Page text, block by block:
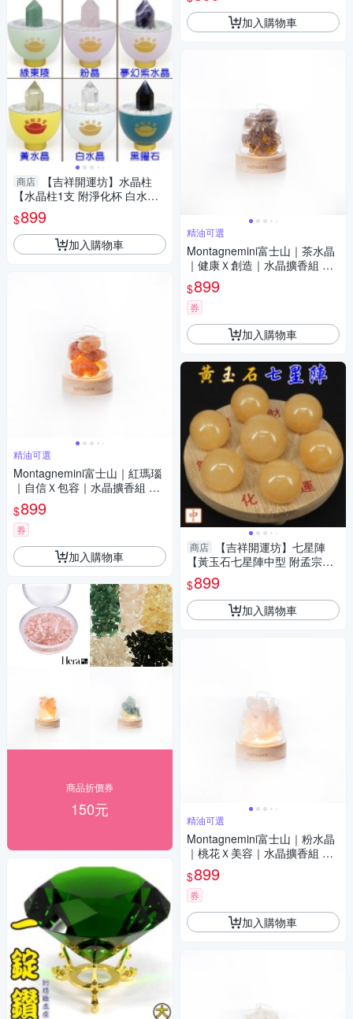
商店
【吉祥開運坊】水晶柱
【水晶柱1支 附淨化杯 白水晶
碎石 多款可供選擇】淨化 擇日
$899
加入購物車
精油可選
Montagnemini富士山｜紅瑪瑙
｜自信Ｘ包容｜水晶擴香組 精
油可選
$899
券
加入購物車
商品折價券
150元
加入購物車
精油可選
Montagnemini富士山｜茶水晶
｜健康Ｘ創造｜水晶擴香組 精
油可選
$899
券
加入購物車
商店
【吉祥開運坊】七星陣
【黃玉石七星陣中型 附孟宗竹
底盤 開運 招財 招偏財】淨化
$899
加入購物車
精油可選
Montagnemini富士山｜粉水晶
｜桃花Ｘ美容｜水晶擴香組 精
油可選
$899
券
加入購物車